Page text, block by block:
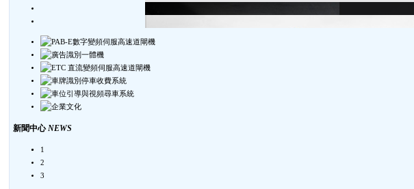
新聞中心 NEWS
1
2
3